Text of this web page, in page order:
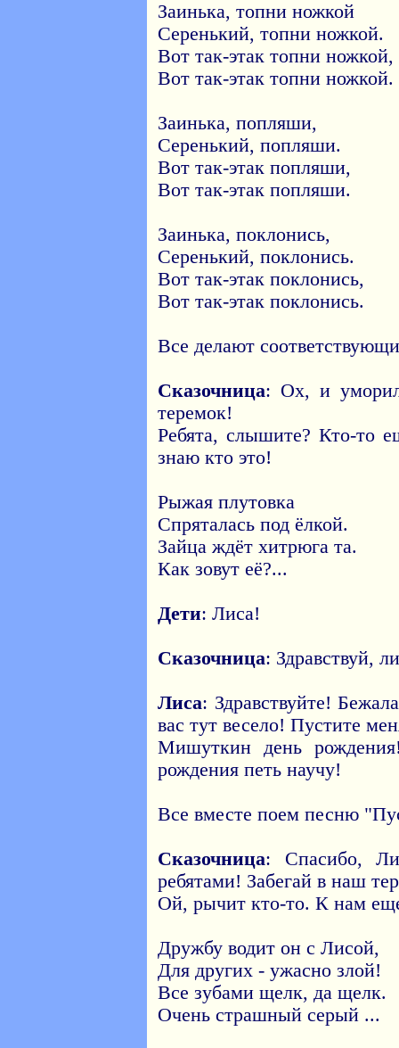
Заинька, топни ножкой
Серенький, топни ножкой.
Вот так-этак топни ножкой,
Вот так-этак топни ножкой.
Заинька, попляши,
Серенький, попляши.
Вот так-этак попляши,
Вот так-этак попляши.
Заинька, поклонись,
Серенький, поклонись.
Вот так-этак поклонись,
Вот так-этак поклонись.
Все делают
Сказочница: Ох, и
теремок!
Ребята, слышите? Кто-то
знаю кто это!
Рыжая плутовка
Спряталась под ёлкой.
Зайца ждёт хитрюга та.
Как зовут её?...
Дети: Лиса!
Сказочница: Здравствуй,
Лиса: Здравствуйте!
вас тут весело! Пустите
Мишуткин день
рождения петь научу!
Все вместе поем песню
Сказочница: Спасибо,
ребятами! Забегай в наш
Ой, рычит кто-то. К нам
Дружбу водит он с Лисой,
Для других - ужасно злой!
Все зубами щелк, да щелк.
Очень страшный серый ...